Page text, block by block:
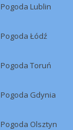
Pogoda Lublin
Pogoda Łódź
Pogoda Toruń
Pogoda Gdynia
Pogoda Olsztyn